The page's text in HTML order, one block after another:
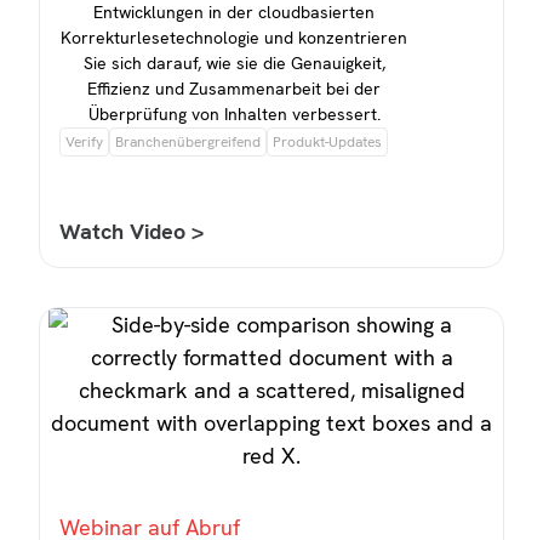
Entwicklungen in der cloudbasierten
Korrekturlesetechnologie und konzentrieren
Sie sich darauf, wie sie die Genauigkeit,
Effizienz und Zusammenarbeit bei der
Überprüfung von Inhalten verbessert.
Verify Branchenübergreifend Produkt-Updates
Watch Video >
Webinar auf Abruf